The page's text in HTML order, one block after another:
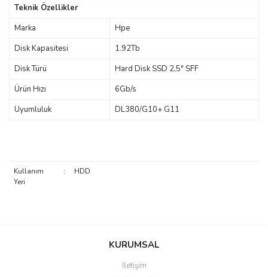
Teknik Özellikler
Marka
Hpe
Disk Kapasitesi
1.92Tb
Disk Türü
Hard Disk SSD 2,5" SFF
Ürün Hızı
6Gb/s
Uyumluluk
DL380/G10+ G11
Kullanım
Yeri
: HDD
Bu ürüne ilk yorumu siz yapın!
KURUMSAL
İletişim